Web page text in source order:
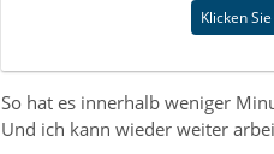
Klicken
So hat es innerhalb weniger
Und ich kann wieder weiter